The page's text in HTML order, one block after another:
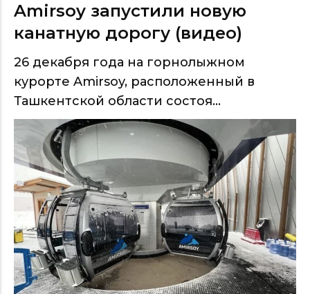
Amirsoy запустили новую
канатную дорогу (видео)
26 декабря года на горнолыжном
курорте Amirsoy, расположенный в
Ташкентской области состоя...